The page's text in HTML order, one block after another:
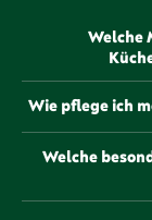
Welche
Unsere
langlebigen
ausgewählt
Kocherlebnis
hin zu
jedes Material
Wie pflege ich
jeweiligen
Gebrauch mit
Welche